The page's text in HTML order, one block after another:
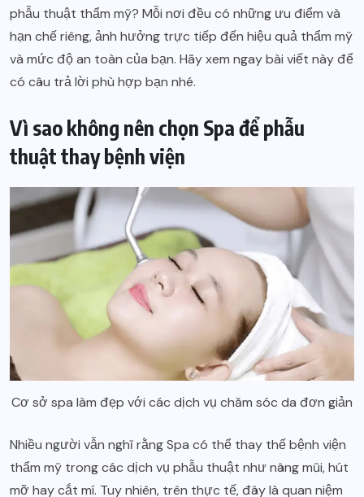
phẫu thuật thẩm mỹ? Mỗi nơi đều có những ưu điểm và
hạn chế riêng, ảnh hưởng trực tiếp đến hiệu quả thẩm mỹ
và mức độ an toàn của bạn. Hãy xem ngay bài viết này để
có câu trả lời phù hợp bạn nhé.
Vì sao không nên chọn Spa để phẫu
thuật thay bệnh viện
Cơ sở spa làm đẹp với các dịch vụ chăm sóc da đơn giản
Nhiều người vẫn nghĩ rằng Spa có thể thay thế bệnh viện
thẩm mỹ trong các dịch vụ phẫu thuật như nâng mũi, hút
mỡ hay cắt mí. Tuy nhiên, trên thực tế, đây là quan niệm